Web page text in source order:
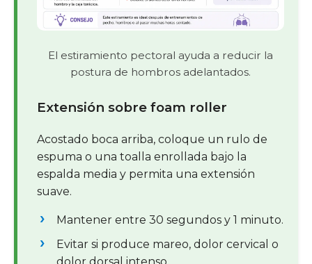
El estiramiento pectoral ayuda a reducir la
postura de hombros adelantados.
Extensión sobre foam roller
Acostado boca arriba, coloque un rulo de
espuma o una toalla enrollada bajo la
espalda media y permita una extensión
suave.
Mantener entre 30 segundos y 1 minuto.
Evitar si produce mareo, dolor cervical o
dolor dorsal intenso.